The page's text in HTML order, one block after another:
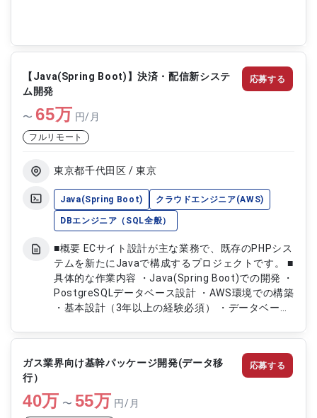
【Java(Spring Boot)】決済・配信新システ
ム開発
〜 65万 円/月
フルリモート
東京都千代田区 / 東京
Java(Spring Boot) クラウドエンジニア(AWS)
DBエンジニア（SQL全般）
■概要 ECサイト設計が主な業務で、既存のPHPシス
テムを新たにJavaで構成するプロジェクトです。 ■
具体的な作業内容 ・Java(Spring Boot)での開発 ・
PostgreSQLデータベース設計 ・AWS環境での構築
・基本設計（3年以上の経験必須） ・データベース
ジット/後払い決済の開発経験 ・メール/ショートメ
ッセージ/LINE配信の開発経験 ・英語の使用経験
応募する
ガス業界向け基幹パッケージ開発(データ移
行）
40万 〜 55万 円/月
応募する